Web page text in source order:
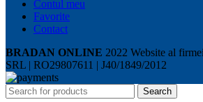
Contul meu
Favorite
Contact
BRADAN ONLINE 2022 Website al
SRL | RO29807611 | J40/1849/2012
Search